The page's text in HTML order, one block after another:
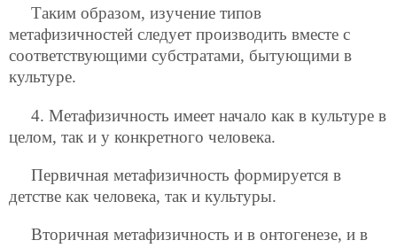
Таким образом, изучение типов
метафизичностей следует производить вместе с
соответствующими субстратами, бытующими в
культуре.
4. Метафизичность имеет начало как в культуре в
целом, так и у конкретного человека.
Первичная метафизичность формируется в
детстве как человека, так и культуры.
Вторичная метафизичность и в онтогенезе, и в